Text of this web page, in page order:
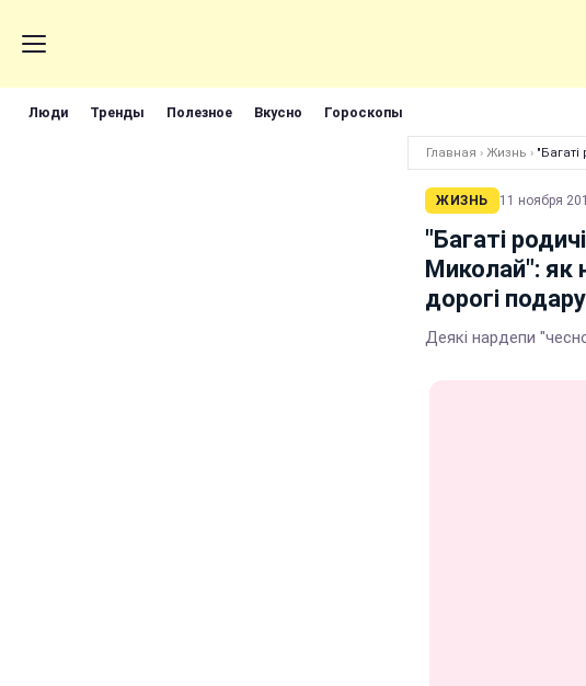
Люди Тренды Полезное Вкусно Гороскопы
Главная › Жизнь ›
ЖИЗНЬ 11 ноября
"Багаті
Миколай": як
дорогі
Деякі нардепи